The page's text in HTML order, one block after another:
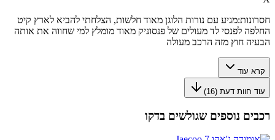
חסרונות:מגיע עם נורות הלוגן מאוד חלשות, הצלחתי להביא לארץ קיט
החלפה לפנסי לד מעולים של פנסוניק מאוד מומלץ למי שחווה את אותה
הבעיה חוץ מזה הרכב מעולה
קרא עוד
עוד חוות דעת (16
)
רכבים נוספים שגולשים בדקו